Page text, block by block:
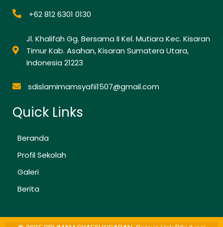
+62 812 6301 0130
Jl. Khalifah Gg. Bersama II Kel. Mutiara Kec. Kisaran
Timur Kab. Asahan, Kisaran Sumatera Utara,
Indonesia 21223
sdislamimamsyafii1507@gmail.com
Quick Links
Beranda
Profil Sekolah
Galeri
Berita